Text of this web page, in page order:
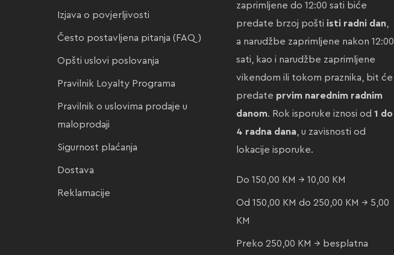
Izjava o povjerljivosti
Često postavljena pitanja (FAQ)
Opšti uslovi poslovanja
Pravilnik Loyalty Programa
Pravilnik o uslovima prodaje u
maloprodaji
Sigurnost plaćanja
Dostava
Reklamacije
zaprimljene do 12:00 sati biće
predate brzoj pošti isti radni dan,
a narudžbe zaprimljene nakon 12:00
sati, kao i narudžbe zaprimljene
vikendom ili tokom praznika, bit će
predate prvim narednim radnim
danom. Rok isporuke iznosi od 1 do
4 radna dana, u zavisnosti od
lokacije isporuke.
Do 150,00 KM → 10,00 KM
Od 150,00 KM do 250,00 KM → 5,00
KM
Preko 250,00 KM → besplatna